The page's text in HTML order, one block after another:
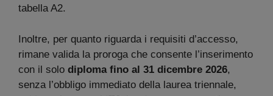
tabella A2.
Inoltre, per quanto riguarda i requisiti d’accesso,
rimane valida la proroga che consente l’inserimento
con il solo diploma fino al 31 dicembre 2026,
senza l’obbligo immediato della laurea triennale,